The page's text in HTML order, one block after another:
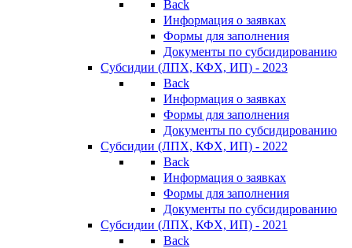
Back
Информация о заявках
Формы для заполнения
Документы по субсидированию
Субсидии (ЛПХ, КФХ, ИП) - 2023
Back
Информация о заявках
Формы для заполнения
Документы по субсидированию
Субсидии (ЛПХ, КФХ, ИП) - 2022
Back
Информация о заявках
Формы для заполнения
Документы по субсидированию
Субсидии (ЛПХ, КФХ, ИП) - 2021
Back